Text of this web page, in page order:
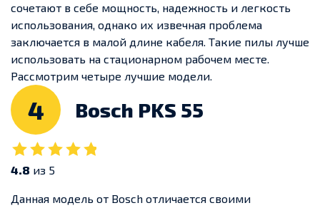
сочетают в себе мощность, надежность и легкость
использования, однако их извечная проблема
заключается в малой длине кабеля. Такие пилы лучше
использовать на стационарном рабочем месте.
Рассмотрим четыре лучшие модели.
4 Bosch PKS 55
4.8 из 5
Данная модель от Bosch отличается своими